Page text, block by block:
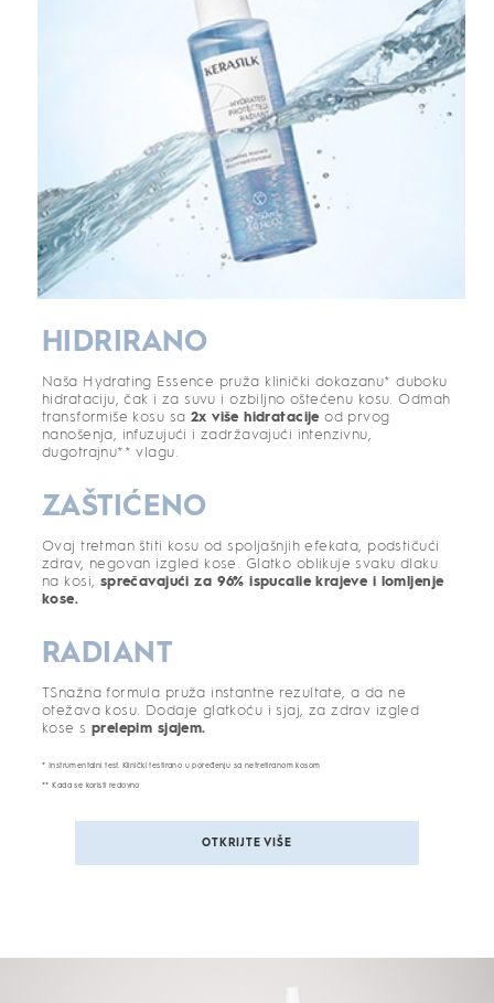
HIDRIRANO
Naša Hydrating Essence pruža klinički dokazanu* duboku
hidrataciju, čak i za suvu i ozbiljno oštećenu kosu. Odmah
transformiše kosu sa 2x više hidratacije od prvog
nanošenja, infuzujući i zadržavajući intenzivnu,
dugotrajnu** vlagu.
ZAŠTIĆENO
Ovaj tretman štiti kosu od spoljašnjih efekata, podstičući
zdrav, negovan izgled kose. Glatko oblikuje svaku dlaku
na kosi, sprečavajući za 96% ispucalie krajeve i lomljenje
kose.
RADIANT
TSnažna formula pruža instantne rezultate, a da ne
otežava kosu. Dodaje glatkoću i sjaj, za zdrav izgled
kose s prelepim sjajem.
* Instrumentalni test. Klinički testirano u poređenju sa netretiranom kosom
** Kada se koristi redovno
OTKRIJTE VIŠE